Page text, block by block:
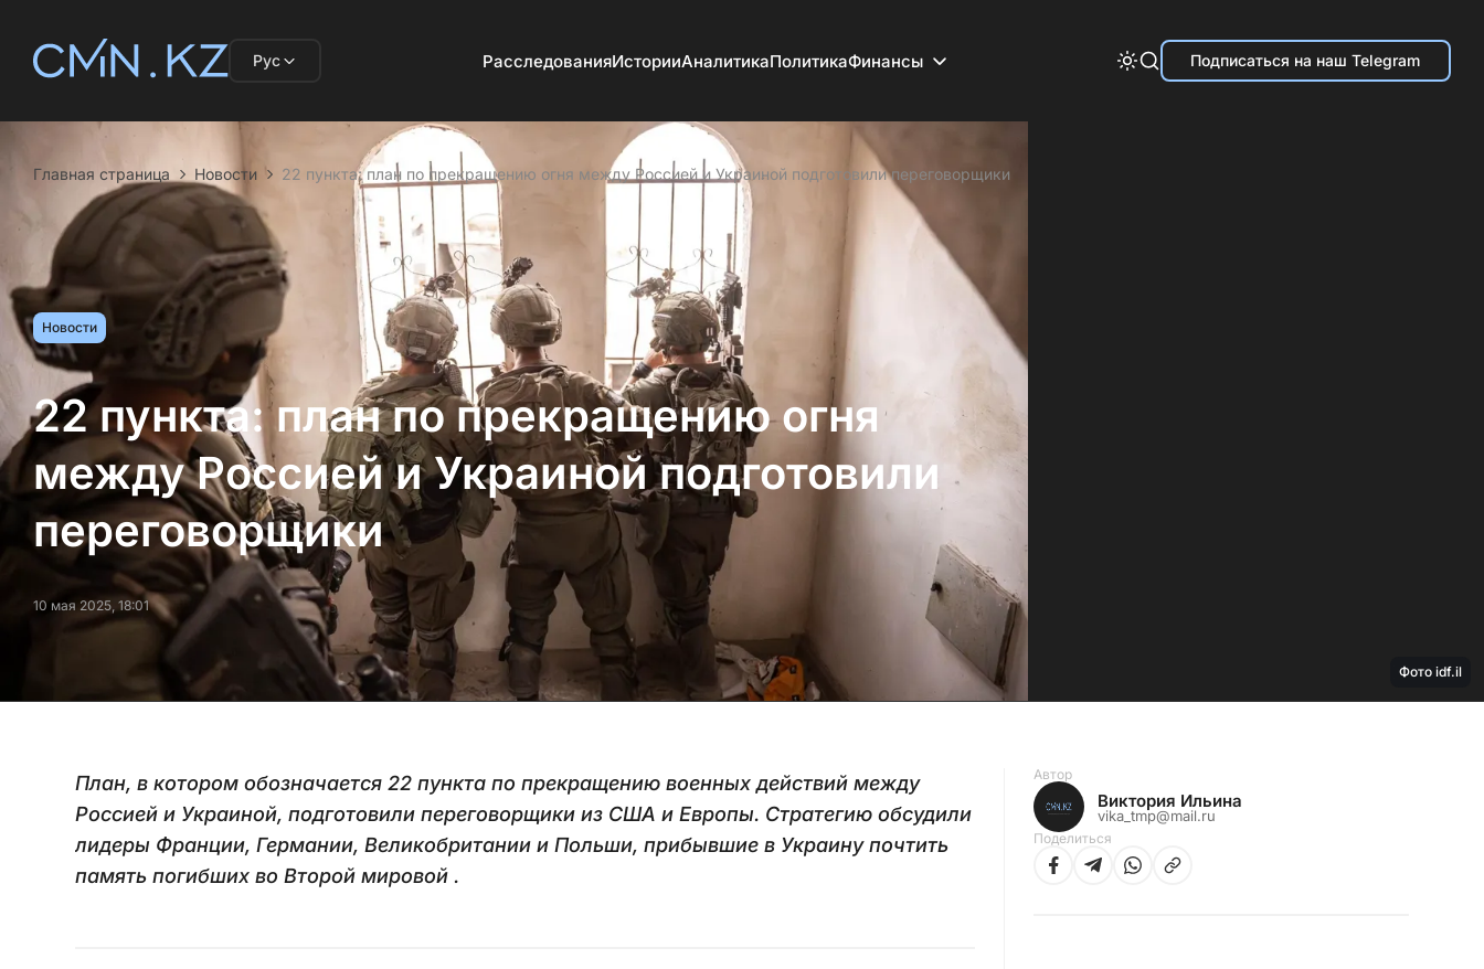
Рус РасследованияИсторииАналитикаПолитикаФинансы Подписаться на наш Telegram
Главная страница Новости 22 пункта: план по прекращению огня между Россией и Украиной подготовили переговорщики
Новости
22 пункта: план по прекращению огня
между Россией и Украиной подготовили
переговорщики
10 мая 2025, 18:01
Фото idf.il
План, в котором обозначается 22 пункта по прекращению военных действий между
Россией и Украиной, подготовили переговорщики из США и Европы. Стратегию обсудили
лидеры Франции, Германии, Великобритании и Польши, прибывшие в Украину почтить
память погибших во Второй мировой .
Автор
Виктория Ильина
vika_tmp@mail.ru
Поделиться